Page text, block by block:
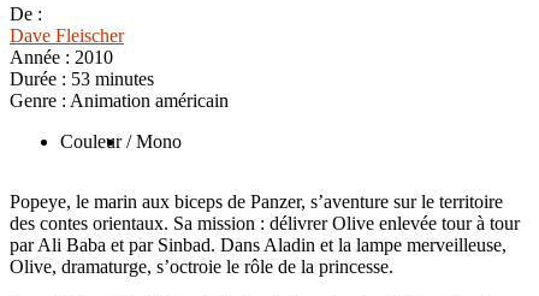
De :
Dave Fleischer
Année : 2010
Durée : 53 minutes
Genre : Animation américain
Couleur / Mono
Popeye, le marin aux biceps de Panzer, s’aventure sur le territoire
des contes orientaux. Sa mission : délivrer Olive enlevée tour à tour
par Ali Baba et par Sinbad. Dans Aladin et la lampe merveilleuse,
Olive, dramaturge, s’octroie le rôle de la princesse.